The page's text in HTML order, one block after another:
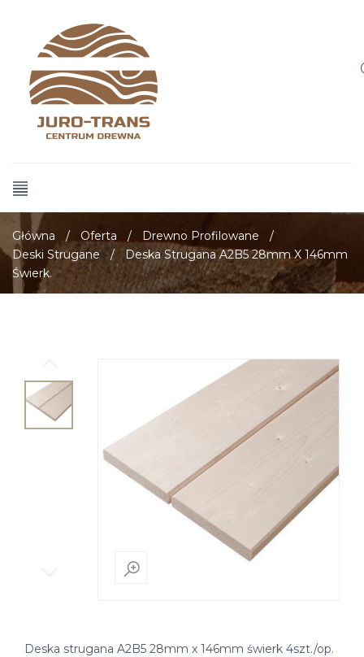
Główna / Oferta / Drewno Profilowane
/
Deski Strugane
/
Deska Strugana A2B5 28mm X 146mm
Świerk.
Deska strugana A2B5 28mm x 146mm świerk 4szt./op.